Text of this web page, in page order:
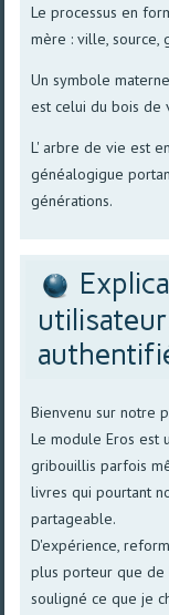
Le processus en
mère : ville, source,
Un symbole
est celui du bois
L' arbre de vie est
généalogigue
générations.
Bienvenu sur notre
Le module Eros est
gribouillis parfois
livres qui pourtant
partageable.
D'expérience,
plus porteur que
souligné ce que je